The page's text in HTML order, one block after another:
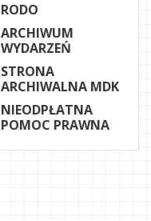
RODO
ARCHIWUM
WYDARZEŃ
STRONA
ARCHIWALNA MDK
NIEODPŁATNA
POMOC PRAWNA